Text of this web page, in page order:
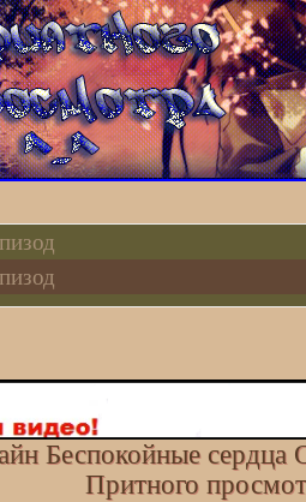
Беспокойные сердца
Притного